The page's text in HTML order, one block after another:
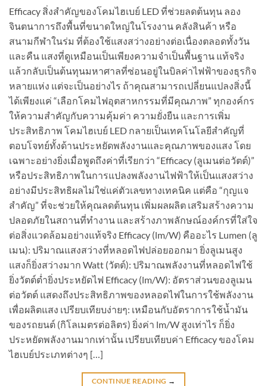
Efficacy สิ่งสำคัญของโคมไฮเบย์ LED ที่ช่วยลดต้นทุน ลอง
จินตนาการถึงพื้นที่ขนาดใหญ่ในโรงงาน คลังสินค้า หรือ
สนามกีฬาในร่ม ที่ต้องใช้แสงสว่างอย่างต่อเนื่องตลอดทั้งวัน
และคืน แสงที่ดูเหมือนเป็นเพียงความจำเป็นพื้นฐาน แท้จริง
แล้วกลับเป็นต้นทุนมหาศาลที่ซ่อนอยู่ในบิลค่าไฟฟ้าของธุรกิจ
หลายแห่ง แต่จะเป็นอย่างไร ถ้าคุณสามารถเปลี่ยนแปลงสิ่งนี้
ได้เพียงแค่ “เลือกโคมไฟอุตสาหกรรมที่มีคุณภาพ” ทุกองค์กร
ให้ความสำคัญกับความคุ้มค่า ความยั่งยืน และการเพิ่ม
ประสิทธิภาพ โคมไฮเบย์ LED กลายเป็นเทคโนโลยีสำคัญที่
ตอบโจทย์ทั้งด้านประหยัดพลังงานและคุณภาพของแสง โดย
เฉพาะอย่างยิ่งเมื่อพูดถึงค่าที่เรียกว่า “Efficacy (ลูเมนต่อวัตต์)”
หรือประสิทธิภาพในการแปลงพลังงานไฟฟ้าให้เป็นแสงสว่าง
อย่างมีประสิทธิผลไม่ใช่แค่ตัวเลขทางเทคนิค แต่คือ “กุญแจ
สำคัญ” ที่จะช่วยให้คุณลดต้นทุน เพิ่มผลผลิต เสริมสร้างความ
ปลอดภัยในสถานที่ทำงาน และสร้างภาพลักษณ์องค์กรที่ใส่ใจ
ต่อสิ่งแวดล้อมอย่างแท้จริง Efficacy (lm/W) คืออะไร Lumen (ลู
เมน): ปริมาณแสงสว่างที่หลอดไฟปล่อยออกมา ยิ่งลูเมนสูง
แสงก็ยิ่งสว่างมาก Watt (วัตต์): ปริมาณพลังงานที่หลอดไฟใช้
ยิ่งวัตต์ต่ำยิ่งประหยัดไฟ Efficacy (lm/W): อัตราส่วนของลูเมน
ต่อวัตต์ แสดงถึงประสิทธิภาพของหลอดไฟในการใช้พลังงาน
เพื่อผลิตแสง เปรียบเทียบง่ายๆ: เหมือนกับอัตราการใช้น้ำมัน
ของรถยนต์ (กิโลเมตรต่อลิตร) ยิ่งค่า lm/W สูงเท่าไร ก็ยิ่ง
ประหยัดพลังงานมากเท่านั้น เปรียบเทียบค่า Efficacy ของโคม
ไฮเบย์ประเภทต่างๆ […]
CONTINUE READING →